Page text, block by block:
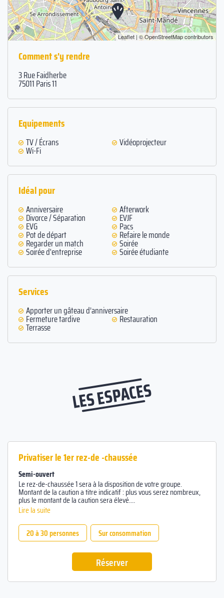
Leaflet | ©OpenStreetMapcontributors
Comment s'y rendre
3 Rue Faidherbe
75011 Paris 11
Equipements
TV / Écrans Vidéoprojecteur
Wi-Fi
Idéal pour
Anniversaire Afterwork
Divorce / Séparation EVJF
EVG Pacs
Pot de départ Refaire le monde
Regarder un match Soirée
Soirée d'entreprise Soirée étudiante
Services
Apporter un gâteau d’anniversaire
Fermeture tardive Restauration
Terrasse
LES ESPACES
Privatiser le 1er rez-de -chaussée
Semi-ouvert
Le rez-de-chaussée 1 sera à la disposition de votre groupe.
Montant de la caution a titre indicatif : plus vous serez nombreux,
plus le montant de la caution sera élevé.
Le chèque vous sera rendu à la fin de votre soirée.
Lire la suite
20 à 30 personnes
Sur consommation
Réserver